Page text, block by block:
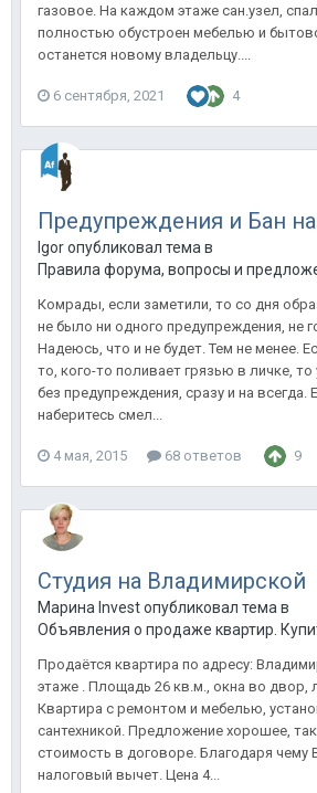
газовое. На каждом этаже сан.узел,
полностью обустроен мебелью и
останется новому владельцу....
6 сентября, 2021 4
Предупреждения и Бан
Igor опубликовал тема в
Правила форума, вопросы и
Комрады, если заметили, то со дня
не было ни одного предупреждения, не
Надеюсь, что и не будет. Тем не менее.
то, кого-то поливает грязью в личке,
без предупреждения, сразу и на всегда.
наберитесь смел...
4 мая, 2015 68 ответов 9
Студия на Владимирской
Марина Invest опубликовал тема в
Объявления о продаже квартир.
Продаётся квартира по адресу:
этаже . Площадь 26 кв.м., окна во двор,
Квартира с ремонтом и мебелью,
сантехникой. Предложение хорошее,
стоимость в договоре. Благодаря чему
налоговый вычет. Цена 4...